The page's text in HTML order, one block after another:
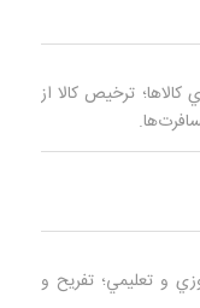
ترخیص کالااز
و تعليمي؛ تفريح و